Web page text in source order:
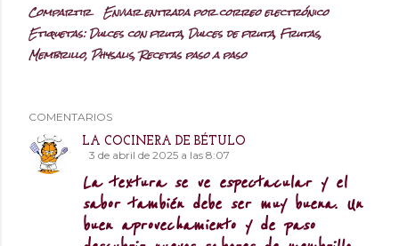
Compartir Enviar entrada por correo electrónico
Etiquetas: Dulces con fruta Dulces de fruta Frutas
Membrillo Physalis Recetas paso a paso
COMENTARIOS
LA COCINERA DE BÉTULO
3 de abril de 2025 a las 8:07
La textura se ve espectacular y el
sabor también debe ser muy buena. Un
buen aprovechamiento y de paso